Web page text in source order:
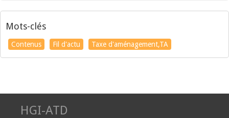
Mots-clés
Contenus Fil d'actu Taxe d'aménagement,TA
HGI-ATD